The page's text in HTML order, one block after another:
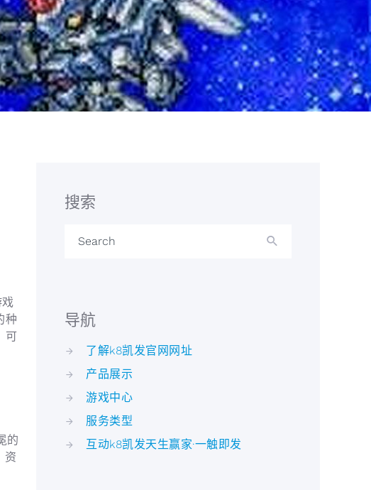
种
可
的
资
搜索
Search
导航
了解k8凯发官网网址
产品展示
游戏中心
服务类型
互动k8凯发天生赢家·一触即发